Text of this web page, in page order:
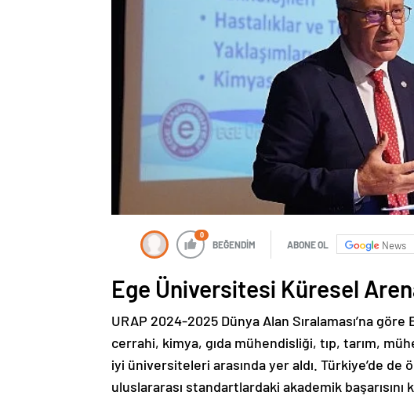
0
BEĞENDİM ABONE OL News
Ege Üniversitesi Küresel
URAP 2024-2025 Dünya Alan Sıralaması’na
cerrahi, kimya, gıda mühendisliği, tıp, tarım,
iyi üniversiteleri arasında yer aldı. Türkiye’de
uluslararası standartlardaki akademik başarısını